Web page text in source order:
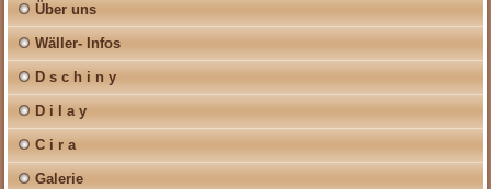
Über uns
Wäller- Infos
D s c h i n y
D i l a y
C i r a
Galerie